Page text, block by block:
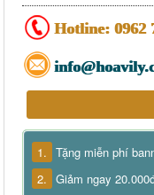
Hotline: 0962
1. Tặng miễn phí
2. Giảm ngay